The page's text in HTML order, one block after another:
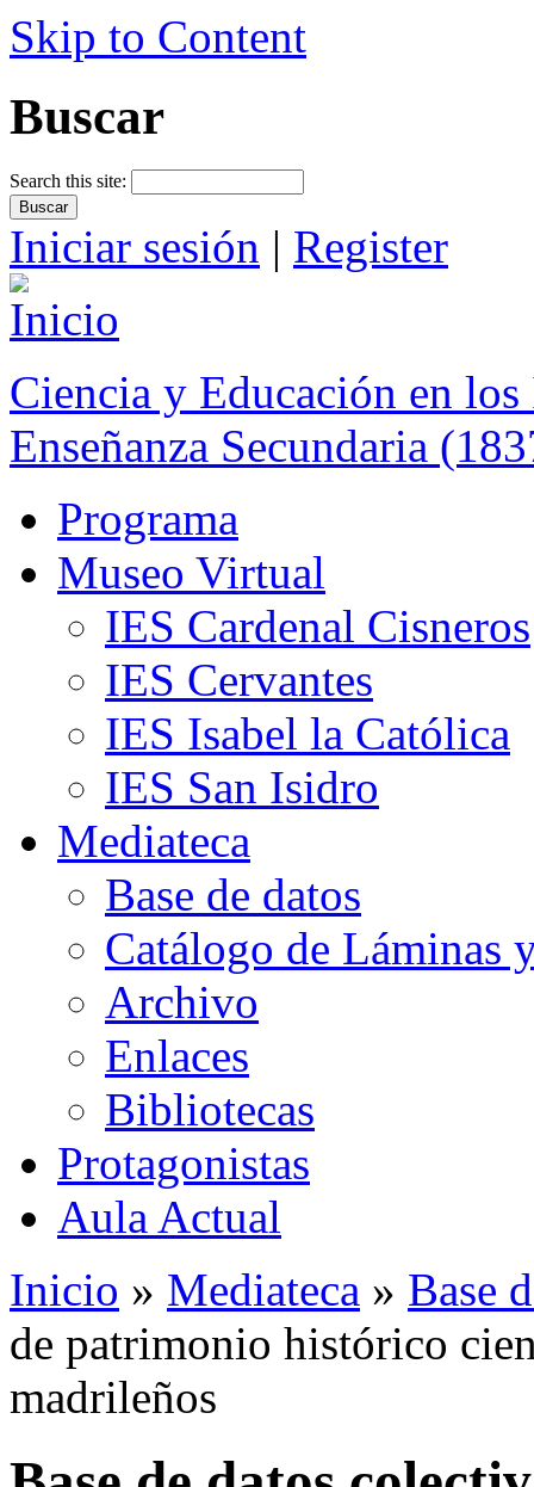
Skip to Content
Buscar
Search this site:
Iniciar sesión | Register
Ciencia y Educación en
Enseñanza Secundaria
Programa
Museo Virtual
IES Cardenal Cisneros
IES Cervantes
IES Isabel la Católica
IES San Isidro
Mediateca
Base de datos
Catálogo de Láminas
Archivo
Enlaces
Bibliotecas
Protagonistas
Aula Actual
Inicio » Mediateca » Base
de patrimonio histórico
madrileños